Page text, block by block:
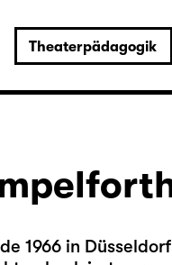
Theaterpädagogik
1966 in